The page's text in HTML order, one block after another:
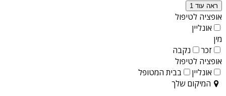
ראה עוד 1
אופציה לטיפול
אונליין
מין
זכר
נקבה
אופציה לטיפול
אונליין
בבית המטופל
המיקום שלך